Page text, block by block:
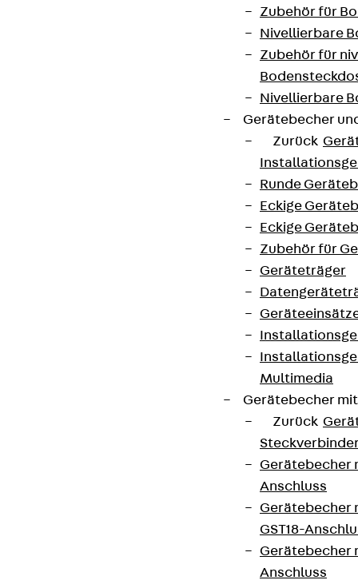
Zubehör für
Nivellierbare
Zubehör für
Nivellierbare
Gerätebecher
Zurück
Runde
Eckige
Eckige
Zubehör für
Geräteträger
Multimedia
Gerätebecher
Zurück
Gerätebecher
Anschluss
Gerätebecher
GST18-
Gerätebecher
Anschluss